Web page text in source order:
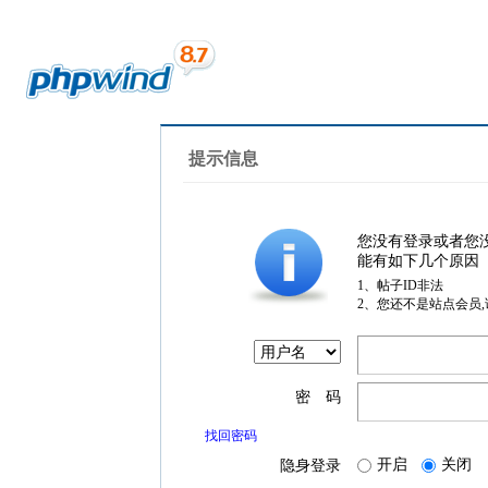
提示信息
您没有登录或者您
能有如下几个原因
1、帖子ID非法
2、您还不是站点会员
密 码
找回密码
隐身登录 开启 关闭